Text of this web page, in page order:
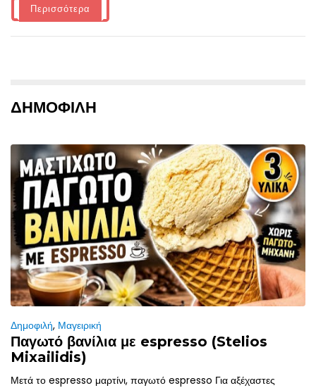
Περισσότερα
ΔΗΜΟΦΙΛΗ
Δημοφιλή, Μαγειρική
Παγωτό βανίλια με espresso (Stelios
Mixailidis)
Μετά το espresso μαρτίνι, παγωτό espresso Για αξέχαστες